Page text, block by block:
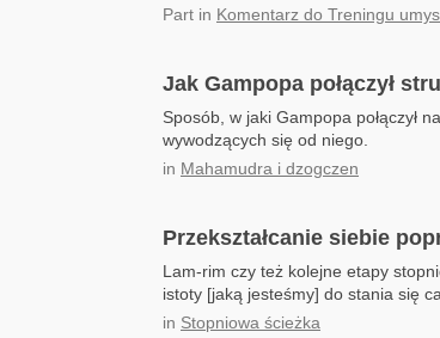
Part in Komentarz do Treningu
Jak Gampopa połączył
Sposób, w jaki Gampopa połączył
wywodzących się od niego.
in Mahamudra i dzogczen
Przekształcanie siebie
Lam-rim czy też kolejne etapy
istoty [jaką jesteśmy] do stania się
in Stopniowa ścieżka